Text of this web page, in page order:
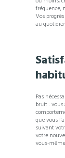
fréquence,
Vos
au
Pas
bruit :
que vous
suivant
votre
vous-